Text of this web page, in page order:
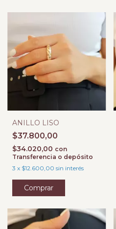
ANILLO LISO
$37.800,00
$34.020,00 con
Transferencia o depósito
3 x $12.600,00 sin interés
Comprar